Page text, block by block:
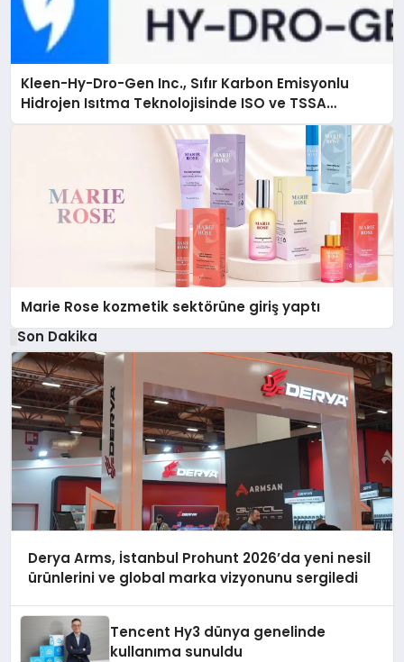
Kleen-Hy-Dro-Gen Inc., Sıfır Karbon Emisyonlu
Hidrojen Isıtma Teknolojisinde ISO ve TSSA
Düzenleyici Onaylarını Aldı
Marie Rose kozmetik sektörüne giriş yaptı
Son Dakika
Derya Arms, İstanbul Prohunt 2026’da yeni nesil
ürünlerini ve global marka vizyonunu sergiledi
Tencent Hy3 dünya genelinde
kullanıma sunuldu